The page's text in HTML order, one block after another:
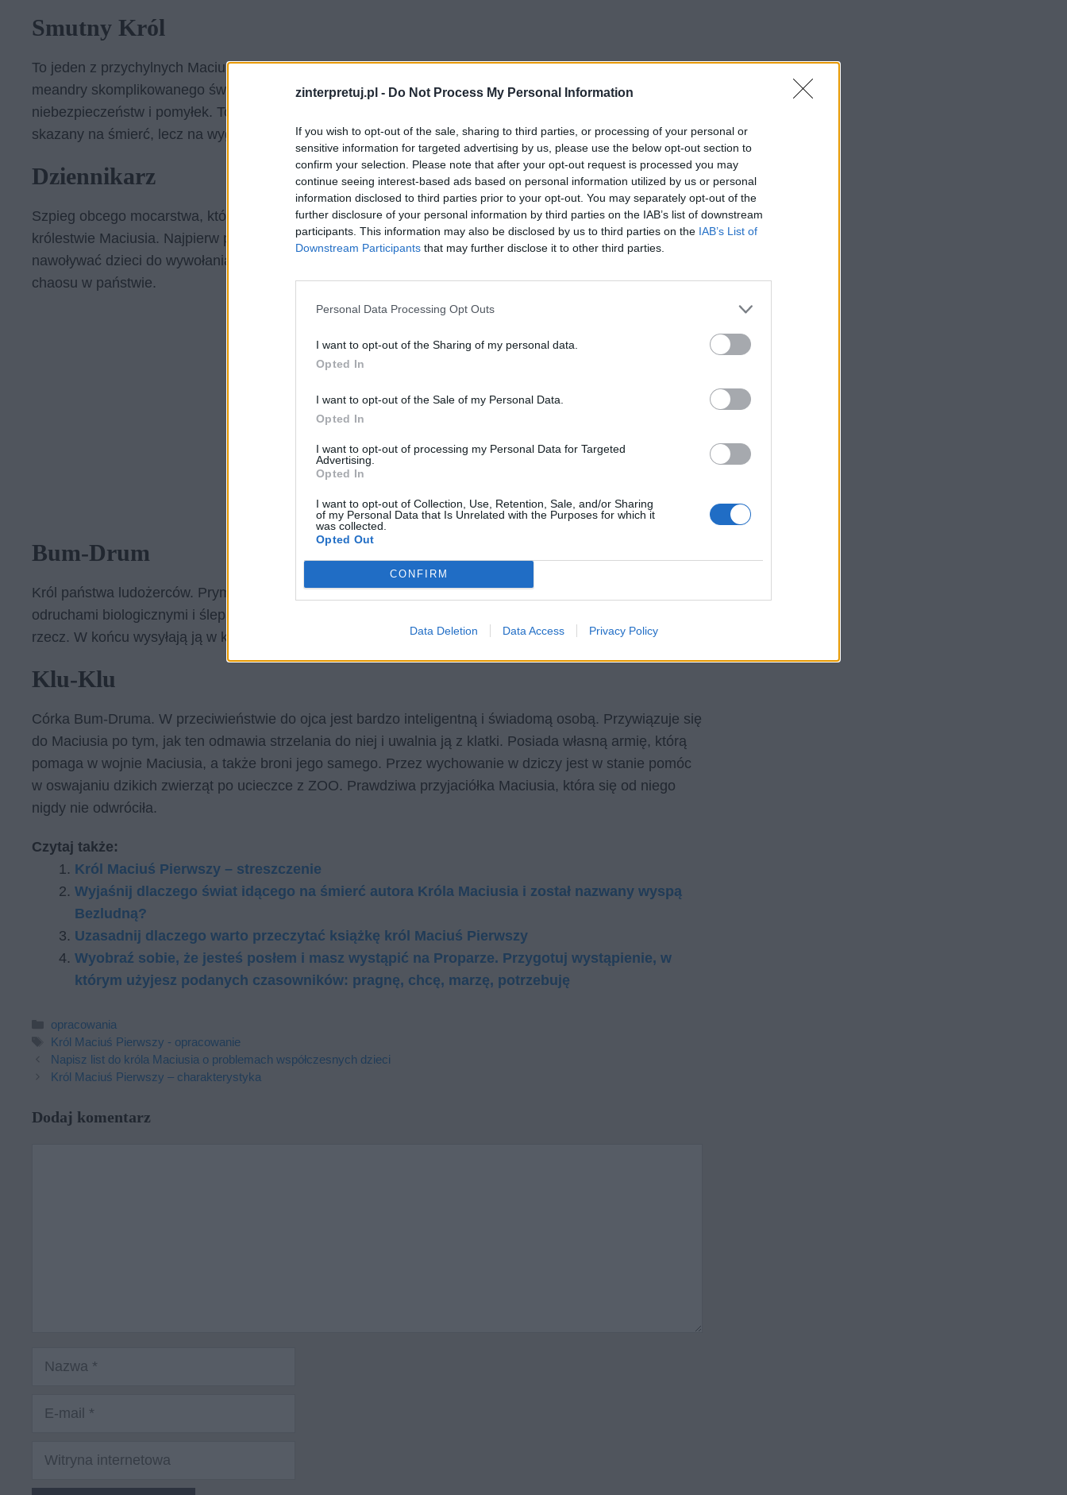
zinterpretuj.pl - Do Not Process My Personal Information
If you wish to opt-out of the sale, sharing to third parties, or processing of your personal or
sensitive information for targeted advertising by us, please use the below opt-out section to
confirm your selection. Please note that after your opt-out request is processed you may
continue seeing interest-based ads based on personal information utilized by us or personal
information disclosed to third parties prior to your opt-out. You may separately opt-out of the
further disclosure of your personal information by third parties on the IAB’s list of downstream
participants. This information may also be disclosed by us to third parties on the IAB’s List of
Downstream Participants that may further disclose it to other third parties.
Personal Data Processing Opt Outs
I want to opt-out of the Sharing of my personal data.
Opted In
I want to opt-out of the Sale of my Personal Data.
Opted In
I want to opt-out of processing my Personal Data for Targeted
Advertising.
Opted In
I want to opt-out of Collection, Use, Retention, Sale, and/or Sharing
of my Personal Data that Is Unrelated with the Purposes for which it
was collected.
Opted Out
CONFIRM
Data Deletion Data Access Privacy Policy
Smutny Król
To jeden z przychylnych Maciusiowi władców. Zawiera z nim sojusz i wprowadza młodego króla w
meandry skomplikowanego świata polityki. Dzięki jego radom Maciuś jest w stanie uniknąć wielu
niebezpieczeństw i pomyłek. To człowiek doświadczony i mądry. Dzięki niemu mały król nie zostaje
skazany na śmierć, lecz na wygnanie.
Dziennikarz
Szpieg obcego mocarstwa, który podając się za przedstawiciela mediów, stara się zasiać chaos w
królestwie Maciusia. Najpierw przekabaca Felka, a potem fałszuje depeszę, w której rzekomo Maciuś miał
nawoływać dzieci do wywołania rewolucji przeciwko rodzicom i dorosłym. Jego działania doprowadzają do
chaosu w państwie.
Bum-Drum
Król państwa ludożerców. Prymitywny dzikus, który kieruje się w życiu wyłącznie podstawowymi
odruchami biologicznymi i ślepą wiarą w religijne znaki. Nie traktuje dobrze swojej córki, traktując ją jak
rzecz. W końcu wysyłają ją w klatce Maciusiowi jako prezent do ZOO.
Klu-Klu
Córka Bum-Druma. W przeciwieństwie do ojca jest bardzo inteligentną i świadomą osobą. Przywiązuje się
do Maciusia po tym, jak ten odmawia strzelania do niej i uwalnia ją z klatki. Posiada własną armię, którą
pomaga w wojnie Maciusia, a także broni jego samego. Przez wychowanie w dziczy jest w stanie pomóc
w oswajaniu dzikich zwierząt po ucieczce z ZOO. Prawdziwa przyjaciółka Maciusia, która się od niego
nigdy nie odwróciła.
Czytaj także:
Król Maciuś Pierwszy – streszczenie
Wyjaśnij dlaczego świat idącego na śmierć autora Króla Maciusia i został nazwany wyspą
Bezludną?​
Uzasadnij dlaczego warto przeczytać książkę król Maciuś Pierwszy
Wyobraź sobie, że jesteś posłem i masz wystąpić na Proparze. Przygotuj wystąpienie, w
którym użyjesz podanych czasowników: pragnę, chcę, marzę, potrzebuję
Kategorie
opracowania
Tagi
Król Maciuś Pierwszy - opracowanie
Napisz list do króla Maciusia o problemach współczesnych dzieci
Król Maciuś Pierwszy – charakterystyka
Dodaj komentarz
Witryna
internetowa